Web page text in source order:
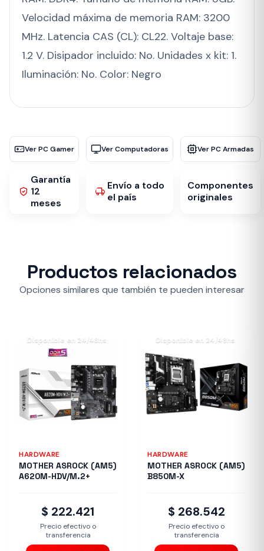
Velocidad máxima de memoria RAM: 3200
MHz. Latencia CAS (CL): CL22. Voltaje base:
1.2 V. Disipador incluido: No. Unidades x kit: 1.
Iluminación: No. Color: Negro
Ver PC Gamer Ver Computadoras Ver PC Armadas
Garantía
12
meses
Envío a todo
el país
Componentes
originales
Productos relacionados
Opciones similares que también te pueden interesar
Disponible en 24/48hs
HARDWARE
MOTHER ASROCK (AM5)
A620M-HDV/M.2+
$ 222.421
Precio efectivo o
transferencia
Disponible en 24/48hs
HARDWARE
MOTHER ASROCK (AM5)
B850M-X
$ 268.542
Precio efectivo o
transferencia